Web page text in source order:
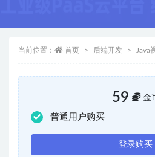
当前位置： 首页 后端开发 Java
59 金
普通用户购买
登录购买